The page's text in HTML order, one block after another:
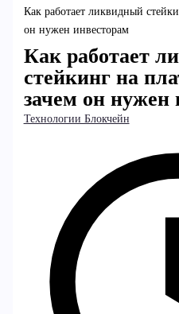
Как работает ликвидный
он нужен инвесторам
Как работает
стейкинг на
зачем он нужен
Технологии Блокчейн